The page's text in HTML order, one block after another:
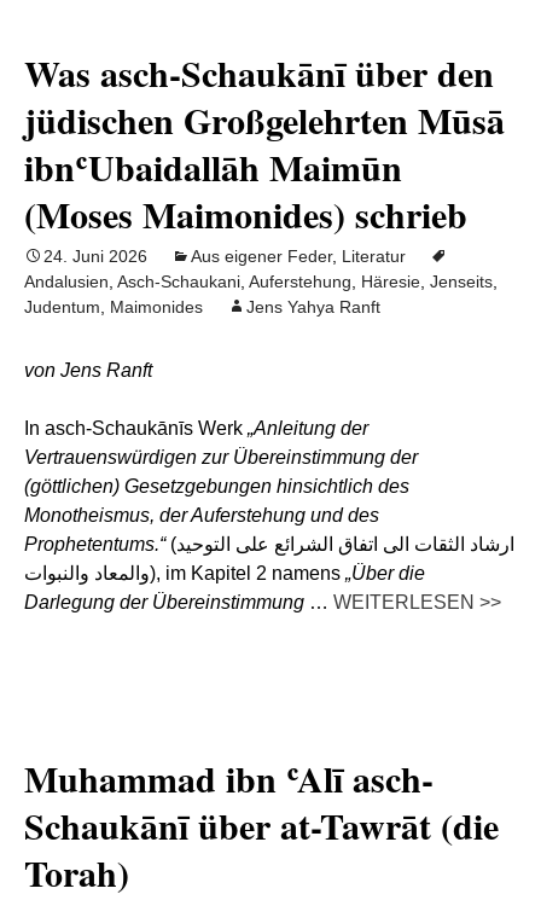
Was asch-Schaukānī über den
jüdischen Großgelehrten Mūsā
ibnʿUbaidallāh Maimūn
(Moses Maimonides) schrieb
24. Juni 2026 Aus eigener Feder, Literatur
Andalusien Asch-Schaukani Auferstehung Häresie Jenseits
Judentum
Maimonides Jens Yahya Ranft
von Jens Ranft
In asch-Schaukānīs Werk „Anleitung der
Vertrauenswürdigen zur Übereinstimmung der
(göttlichen) Gesetzgebungen hinsichtlich des
Monotheismus, der Auferstehung und des
Prophetentums.“(ارشاد الثقات الى اتفاق الشرائع على التوحيد
والمعاد والنبوات), im Kapitel 2 namens „Über die
Darlegung der Übereinstimmung … WEITERLESEN >>
Muhammad ibn ʿAlī asch-
Schaukānī über at-Tawrāt (die
Torah)